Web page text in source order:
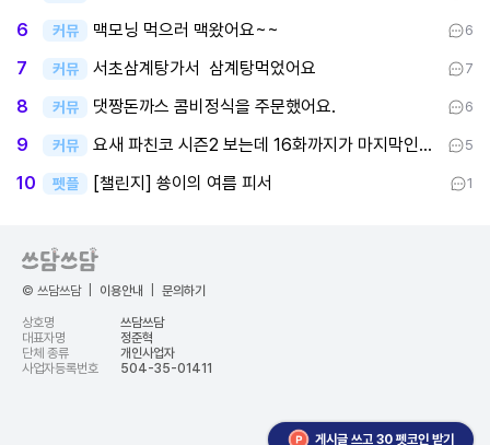
6 커뮤 맥모닝 먹으러 맥왔어요~~ 6
7 커뮤 서초삼계탕가서 삼계탕먹었어요 7
8 커뮤 댓짱돈까스 콤비정식을 주문했어요. 6
9 커뮤 요새 파친코 시즌2 보는데 16화까지가 마지막인데 후반부까지 봤어요 5
10 펫플 [챌린지] 쑝이의 여름 피서 1
게시글 쓰고 30 펫코인 받기
© 쓰담쓰담 이용안내 문의하기
상호명
쓰담쓰담
대표자명
정준혁
단체 종류
개인사업자
사업자등록번호
504-35-01411